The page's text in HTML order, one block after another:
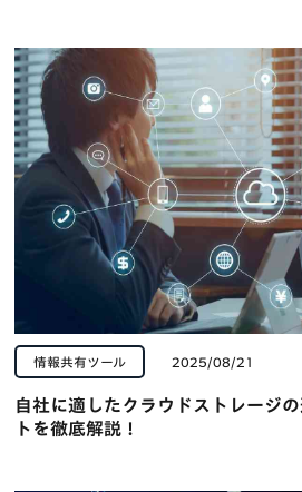
情報共有ツール 2025/08/21
自社に適したクラウドストレージ
トを徹底解説！